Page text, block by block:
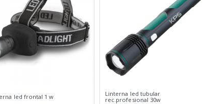
led frontal 1 w
Linterna led tubular
rec.profesional 30w